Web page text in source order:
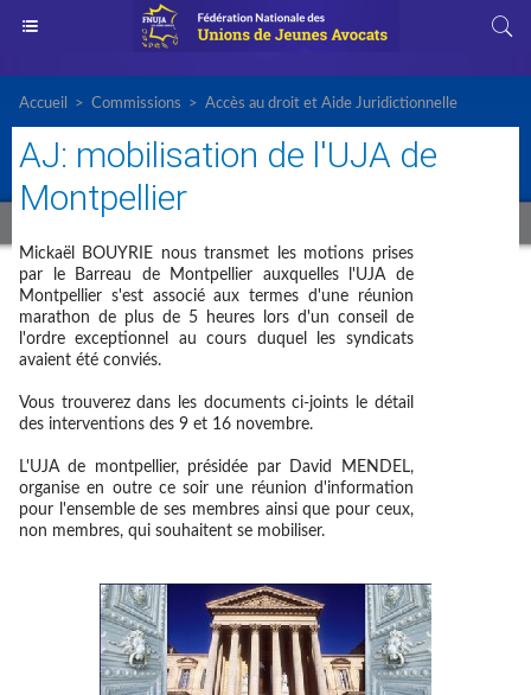
Accueil > Commissions > Accès au droit et Aide Juridictionnelle
AJ: mobilisation de l'UJA de
Montpellier
Mickaël BOUYRIE nous transmet les motions prises
par le Barreau de Montpellier auxquelles l'UJA de
Montpellier s'est associé aux termes d'une réunion
marathon de plus de 5 heures lors d'un conseil de
l'ordre exceptionnel au cours duquel les syndicats
avaient été conviés.
Vous trouverez dans les documents ci-joints le détail
des interventions des 9 et 16 novembre.
L'UJA de montpellier, présidée par David MENDEL,
organise en outre ce soir une réunion d'information
pour l'ensemble de ses membres ainsi que pour ceux,
non membres, qui souhaitent se mobiliser.